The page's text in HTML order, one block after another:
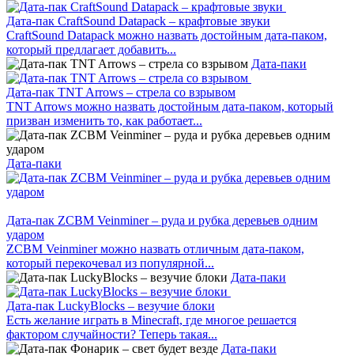
Дата-пак CraftSound Datapack – крафтовые звуки
CraftSound Datapack можно назвать достойным дата-паком,
который предлагает добавить...
Дата-паки
Дата-пак TNT Arrows – стрела со взрывом
TNT Arrows можно назвать достойным дата-паком, который
призван изменить то, как работает...
Дата-паки
Дата-пак ZCBM Veinminer – руда и рубка деревьев одним
ударом
ZCBM Veinminer можно назвать отличным дата-паком,
который перекочевал из популярной...
Дата-паки
Дата-пак LuckyBlocks – везучие блоки
Есть желание играть в Minecraft, где многое решается
фактором случайности? Теперь такая...
Дата-паки